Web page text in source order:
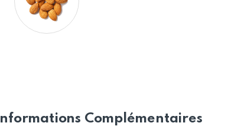
Informations Complémentaires